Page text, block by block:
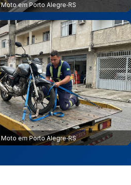
em Porto Alegre‑RS
em Porto Alegre‑RS